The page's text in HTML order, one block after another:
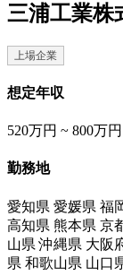
三浦工業株
上場企業
想定年収
520万円 ~ 800万円
勤務地
愛知県 愛媛県 福
高知県 熊本県 京
山県 沖縄県 大阪
県 和歌山県 山口